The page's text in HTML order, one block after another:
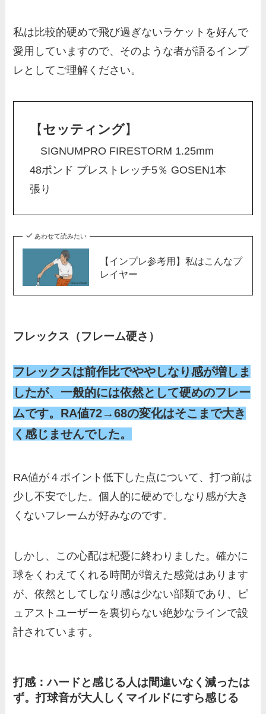
私は比較的硬めで飛び過ぎないラケットを好んで
愛用していますので、そのような者が語るインプ
レとしてご理解ください。
【セッティング】
SIGNUMPRO FIRESTORM 1.25mm
48ポンド プレストレッチ5％ GOSEN1本
張り
あわせて読みたい
【インプレ参考用】私はこんなプ
レイヤー
フレックス（フレーム硬さ）
フレックスは前作比でややしなり感が増しま
したが、一般的には依然として硬めのフレー
ムです。RA値72→68の変化はそこまで大き
く感じませんでした。
RA値が４ポイント低下した点について、打つ前は
少し不安でした。個人的に硬めでしなり感が大き
くないフレームが好みなのです。
しかし、この心配は杞憂に終わりました。確かに
球をくわえてくれる時間が増えた感覚はあります
が、依然としてしなり感は少ない部類であり、ピ
ュアストユーザーを裏切らない絶妙なラインで設
計されています。
打感：ハードと感じる人は間違いなく減ったは
ず。打球音が大人しくマイルドにすら感じる